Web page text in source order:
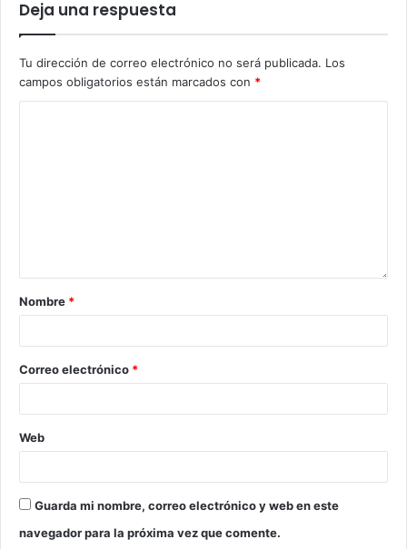
Deja una respuesta
Tu dirección de correo electrónico no será publicada. Los
campos obligatorios están marcados con *
Nombre *
Correo electrónico *
Web
Guarda mi nombre, correo electrónico y web en este
navegador para la próxima vez que comente.